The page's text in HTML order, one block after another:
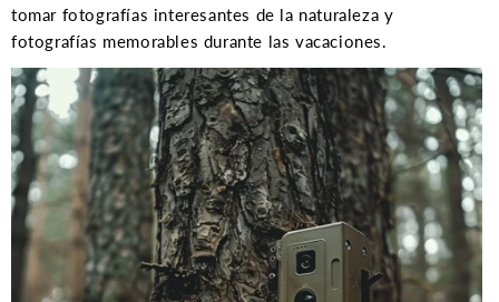
tomar fotografías interesantes de la naturaleza y
fotografías memorables durante las vacaciones.